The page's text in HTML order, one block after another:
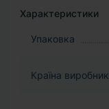
Характеристики
Упаковка
Країна виробник